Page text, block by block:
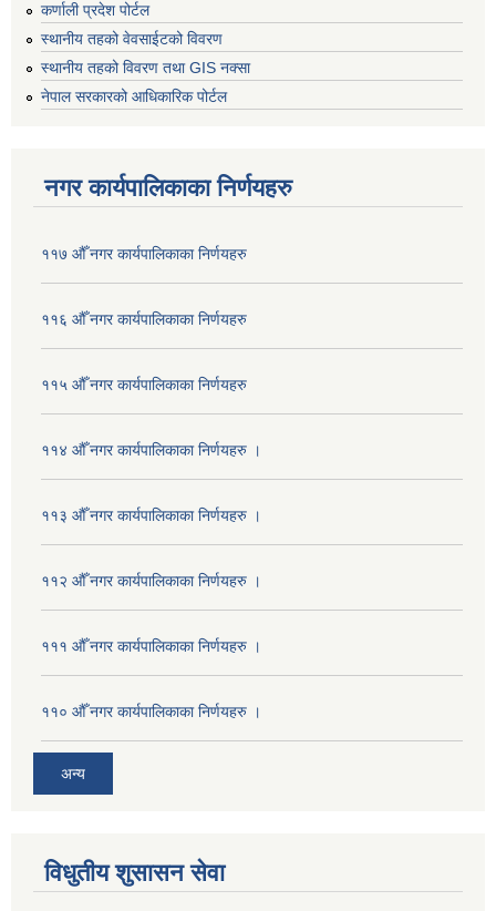
कर्णाली प्रदेश पोर्टल
स्थानीय तहको वेवसाईटको विवरण
स्थानीय तहको विवरण तथा GIS नक्सा
नेपाल सरकारको आधिकारिक पोर्टल
नगर कार्यपालिकाका निर्णयहरु
११७ औँ नगर कार्यपालिकाका निर्णयहरु
११६ औँ नगर कार्यपालिकाका निर्णयहरु
११५ औँ नगर कार्यपालिकाका निर्णयहरु
११४ औँ नगर कार्यपालिकाका निर्णयहरु ।
११३ औँ नगर कार्यपालिकाका निर्णयहरु ।
११२ औँ नगर कार्यपालिकाका निर्णयहरु ।
१११ औँ नगर कार्यपालिकाका निर्णयहरु ।
११० औँ नगर कार्यपालिकाका निर्णयहरु ।
अन्य
विधुतीय शुसासन सेवा